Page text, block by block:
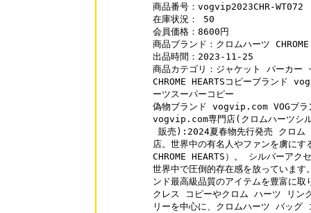
商品番号：vogvip2023CHR-WT072
在庫状況： 50
会員価格：8600円
商品ブランド：クロムハーツ
出品時間：2023-11-25
商品カテゴリ：ジャケット パーカー
CHROME HEARTSコピーブラン
ーツスーパーコピー
偽物ブランド vogvip.com VOGブラ
vogvip.com専門店(クロムハーツシ
販売):2024夏春物先行発売 クロム
店。世界中の有名人やファンを虜に
CHROME HEARTS）。 シルバーアク
世界中で圧倒的存在感を放っていま
ンド最高級品質のアイテムを豊富に
クレス コピーやクロム ハーツ リン
リーを中心に、クロムハーツ バッ